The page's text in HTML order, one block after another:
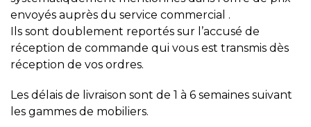
envoyés auprès du service commercial .
Ils sont doublement reportés sur l’accusé de
réception de commande qui vous est transmis dès
réception de vos ordres.
Les délais de livraison sont de 1 à 6 semaines suivant
les gammes de mobiliers.